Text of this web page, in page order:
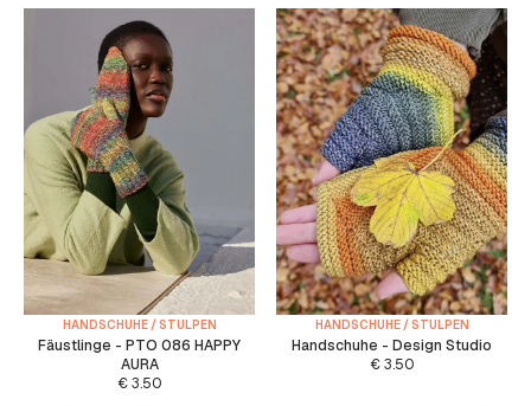
HANDSCHUHE / STULPEN
Fäustlinge - PTO 086 HAPPY
AURA
€3.50
HANDSCHUHE / STULPEN
Handschuhe - Design Studio
€3.50